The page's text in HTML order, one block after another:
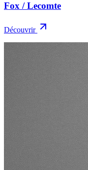
Fox / Lecomte
Découvrir